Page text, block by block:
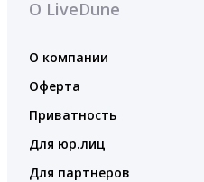
О LiveDune
О компании
Оферта
Приватность
Для юр.лиц
Для партнеров